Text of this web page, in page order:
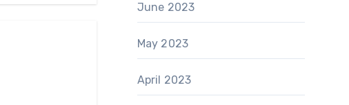
June 2023
May 2023
April 2023